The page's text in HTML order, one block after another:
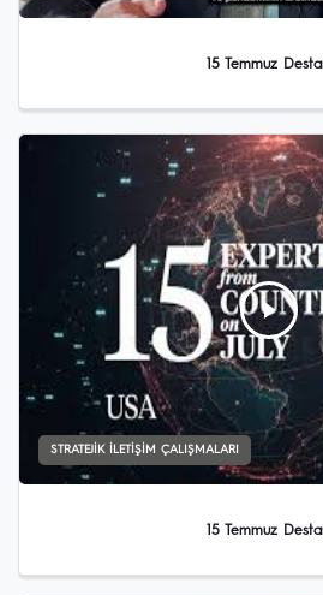
15 Temmuz
STRATEJIK İLETIŞIM ÇALIŞMALARI
15 Temmuz